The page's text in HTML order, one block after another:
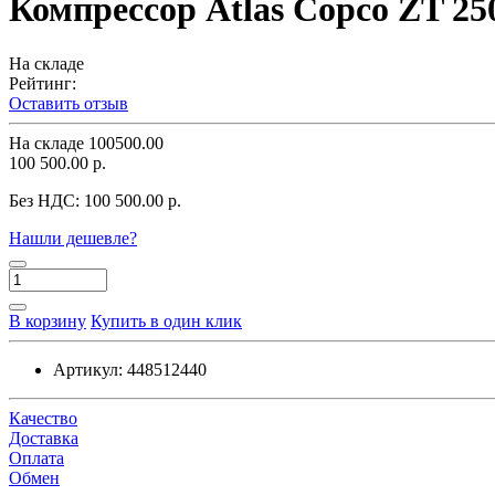
Компрессор Atlas Copco ZT
На складе
Рейтинг:
Оставить отзыв
На складе 100500.00
100 500.00 р.
Без НДС: 100 500.00 р.
Нашли дешевле?
В корзину Купить в один клик
Артикул: 448512440
Качество
Доставка
Оплата
Обмен